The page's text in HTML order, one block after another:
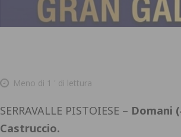
Meno di 1 ' di lettura
SERRAVALLE PISTOIESE – Domani
Castruccio.